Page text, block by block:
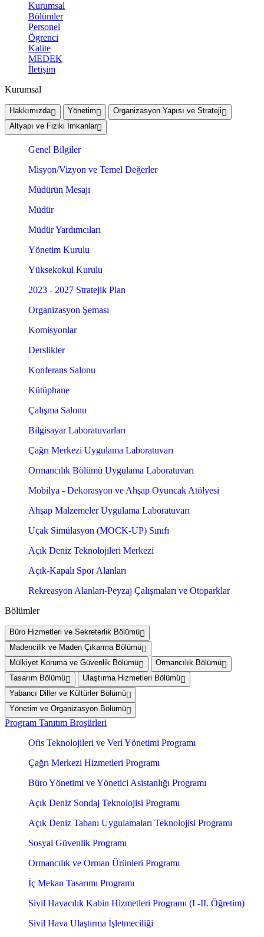
Kurumsal
Bölümler
Personel
Ögrenci
Kalite
MEDEK
İletişim
Kurumsal
Hakkımızda Yönetim
Organizasyon Yapısı ve Strateji
Altyapı ve Fiziki İmkanlar
Genel Bilgiler
Misyon/Vizyon ve Temel Değerler
Müdürün Mesajı
Müdür
Müdür Yardımcıları
Yönetim Kurulu
Yüksekokul Kurulu
2023 - 2027 Stratejik Plan
Organizasyon Şeması
Komisyonlar
Derslikler
Konferans Salonu
Kütüphane
Çalışma Salonu
Bilgisayar Laboratuvarları
Çağrı Merkezi Uygulama Laboratuvarı
Ormancılık Bölümü Uygulama Laboratuvarı
Mobilya - Dekorasyon ve Ahşap Oyuncak Atölyesi
Ahşap Malzemeler Uygulama Laboratuvarı
Uçak Simülasyon (MOCK-UP) Sınıfı
Açık Deniz Teknolojileri Merkezi
Açık-Kapalı Spor Alanları
Rekreasyon Alanları-Peyzaj Çalışmaları ve Otoparklar
Bölümler
Büro Hizmetleri ve Sekreterlik Bölümü
Madencilik ve Maden Çıkarma Bölümü
Mülkiyet Koruma ve Güvenlik Bölümü
Ormancılık Bölümü
Tasarım Bölümü
Ulaştırma Hizmetleri Bölümü
Yabancı Diller ve Kültürler Bölümü
Yönetim ve Organizasyon Bölümü
Program Tanıtım Broşürleri
Ofis Teknolojileri ve Veri Yönetimi Programı
Çağrı Merkezi Hizmetleri Programı
Büro Yönetimi ve Yönetici Asistanlığı Programı
Açık Deniz Sondaj Teknolojisi Programı
Açık Deniz Tabanı Uygulamaları Teknolojisi Programı
Sosyal Güvenlik Programı
Ormancılık ve Orman Ürünleri Programı
İç Mekan Tasarımı Programı
Sivil Havacılık Kabin Hizmetleri Programı (I -II. Öğretim)
Sivil Hava Ulaştırma İşletmeciliği